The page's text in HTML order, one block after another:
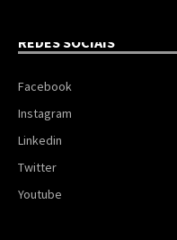
REDES SOCIAIS
Facebook
Instagram
Linkedin
Twitter
Youtube